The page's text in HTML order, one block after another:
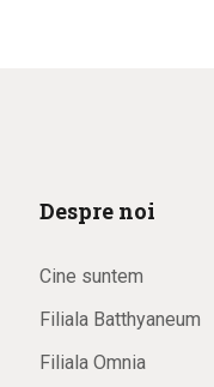
Despre noi
Cine suntem
Filiala Batthyaneum
Filiala Omnia